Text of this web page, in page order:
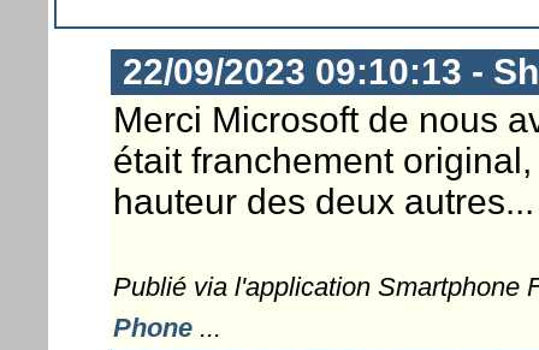
22/09/2023 09:10:13 -
Merci Microsoft de nous
était franchement
hauteur des deux autres...
Publié via l'application Smartphone
Phone...